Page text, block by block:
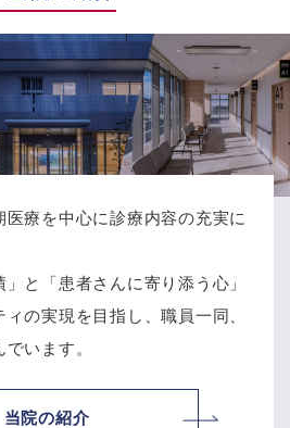
療を中心に診療内容の充実に
と「患者さんに寄り添う心」
の実現を目指し、職員一同、
います。
当院の紹介